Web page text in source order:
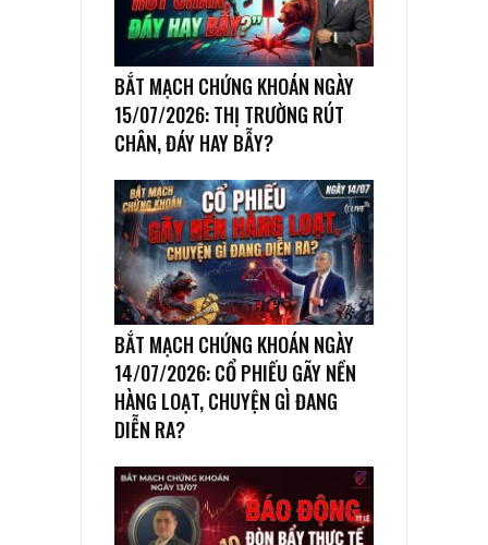
BẮT MẠCH CHỨNG KHOÁN NGÀY
15/07/2026: THỊ TRƯỜNG RÚT
CHÂN, ĐÁY HAY BẪY?
BẮT MẠCH CHỨNG KHOÁN NGÀY
14/07/2026: CỔ PHIẾU GÃY NỀN
HÀNG LOẠT, CHUYỆN GÌ ĐANG
DIỄN RA?